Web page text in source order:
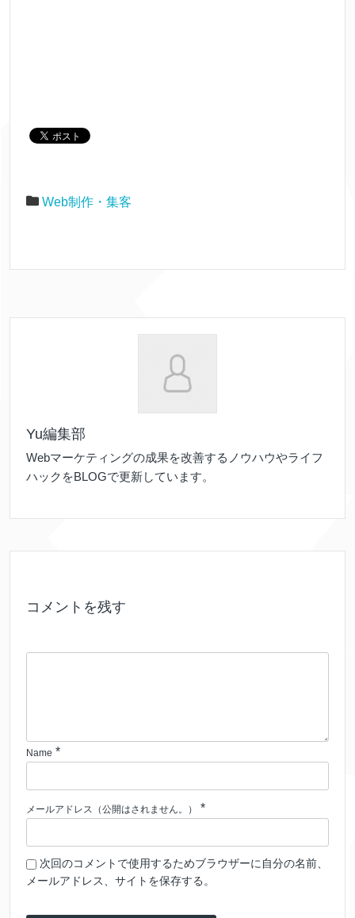
Web制作・集客
Yu編集部
Webマーケティングの成果を改善するノウハウやライフ
ハックをBLOGで更新しています。
コメントを残す
Name *
メールアドレス（公開はされません。） *
次回のコメントで使用するためブラウザーに自分の名前、
メールアドレス、サイトを保存する。